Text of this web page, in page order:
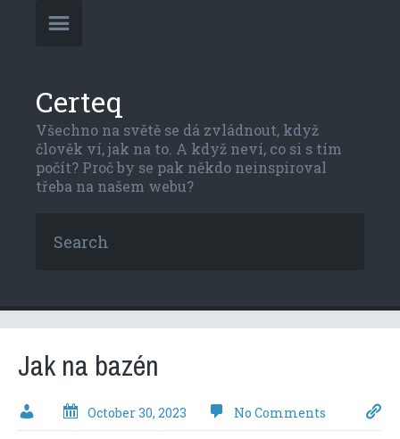
Certeq
Všechno na světě se dá zvládnout, když
člověk ví, jak na to. A když neví, co si s tím
počít? Proč by se pak někdo neinspiroval
třeba na našem webu?
Jak na bazén
October 30, 2023 No Comments